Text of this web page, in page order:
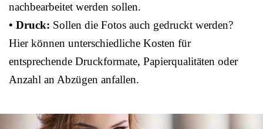
nachbearbeitet werden sollen.
• Druck: Sollen die Fotos auch gedruckt werden?
Hier können unterschiedliche Kosten für
entsprechende Druckformate, Papierqualitäten oder
Anzahl an Abzügen anfallen.